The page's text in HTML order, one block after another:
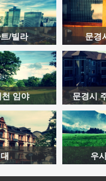
/빌라 문경
임야 문경시
우